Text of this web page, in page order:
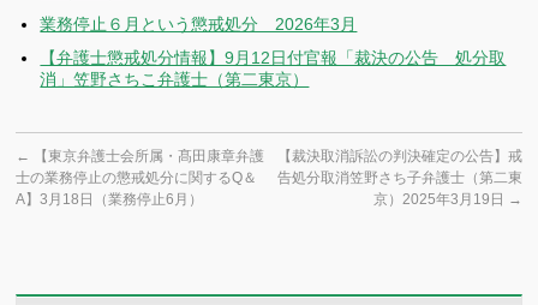
業務停止６月という懲戒処分 2026年3月
【弁護士懲戒処分情報】9月12日付官報「裁決の公告 処分取
消」笠野さちこ弁護士（第二東京）
←
【東京弁護士会所属・髙田康章弁護
士の業務停止の懲戒処分に関するQ＆
A】3月18日（業務停止6月）
【裁決取消訴訟の判決確定の公告】戒
告処分取消笠野さち子弁護士（第二東
京）2025年3月19日 →